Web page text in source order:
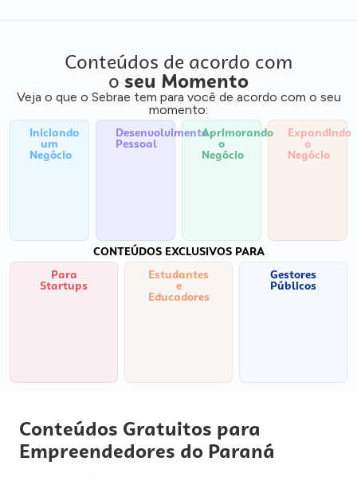
Conteúdos de acordo com
o seu Momento
Veja o que o Sebrae tem para você de acordo com o seu
momento:
Iniciando
um
Negócio
Desenvolvimento
Pessoal
Aprimorando
o
Negócio
Expandindo
o
Negócio
CONTEÚDOS EXCLUSIVOS PARA
Para
Startups
Estudantes
e
Educadores
Gestores
Públicos
Conteúdos Gratuitos para
Empreendedores do Paraná